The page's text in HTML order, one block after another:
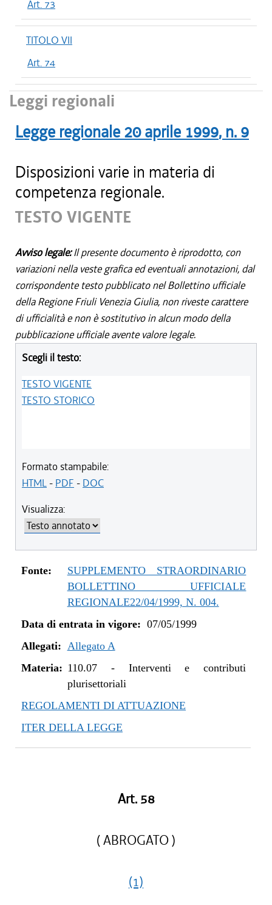
Art. 73
TITOLO VII
Art. 74
Leggi regionali
Legge regionale 20 aprile 1999, n. 9
Disposizioni varie in materia di
competenza regionale.
TESTO VIGENTE
Avviso legale:Il presente documento è riprodotto, con
variazioni nella veste grafica ed eventuali annotazioni, dal
corrispondente testo pubblicato nel Bollettino ufficiale
della Regione Friuli Venezia Giulia, non riveste carattere
di ufficialità e non è sostitutivo in alcun modo della
pubblicazione ufficiale avente valore legale.
Scegli il testo:
TESTO VIGENTE
TESTO STORICO
Formato stampabile:
HTML- PDF - DOC
Visualizza:
Fonte:
SUPPLEMENTO STRAORDINARIO
BOLLETTINO UFFICIALE
REGIONALE22/04/1999, N. 004.
Data di entrata in vigore: 07/05/1999
Allegati: Allegato A
Materia: 110.07- Interventi e contributi
plurisettoriali
REGOLAMENTI DI ATTUAZIONE
ITER DELLA LEGGE
Art. 58
( ABROGATO )
(1)